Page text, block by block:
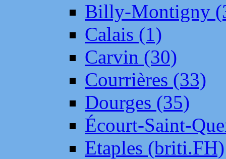
Billy-Montigny
Calais (1)
Carvin (30)
Courrières (33)
Dourges (35)
Écourt-Saint-
Etaples (briti.FH)